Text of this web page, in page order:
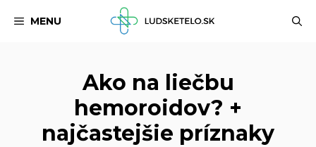
MENU
Ako na liečbu
hemoroidov? +
najčastejšie príznaky